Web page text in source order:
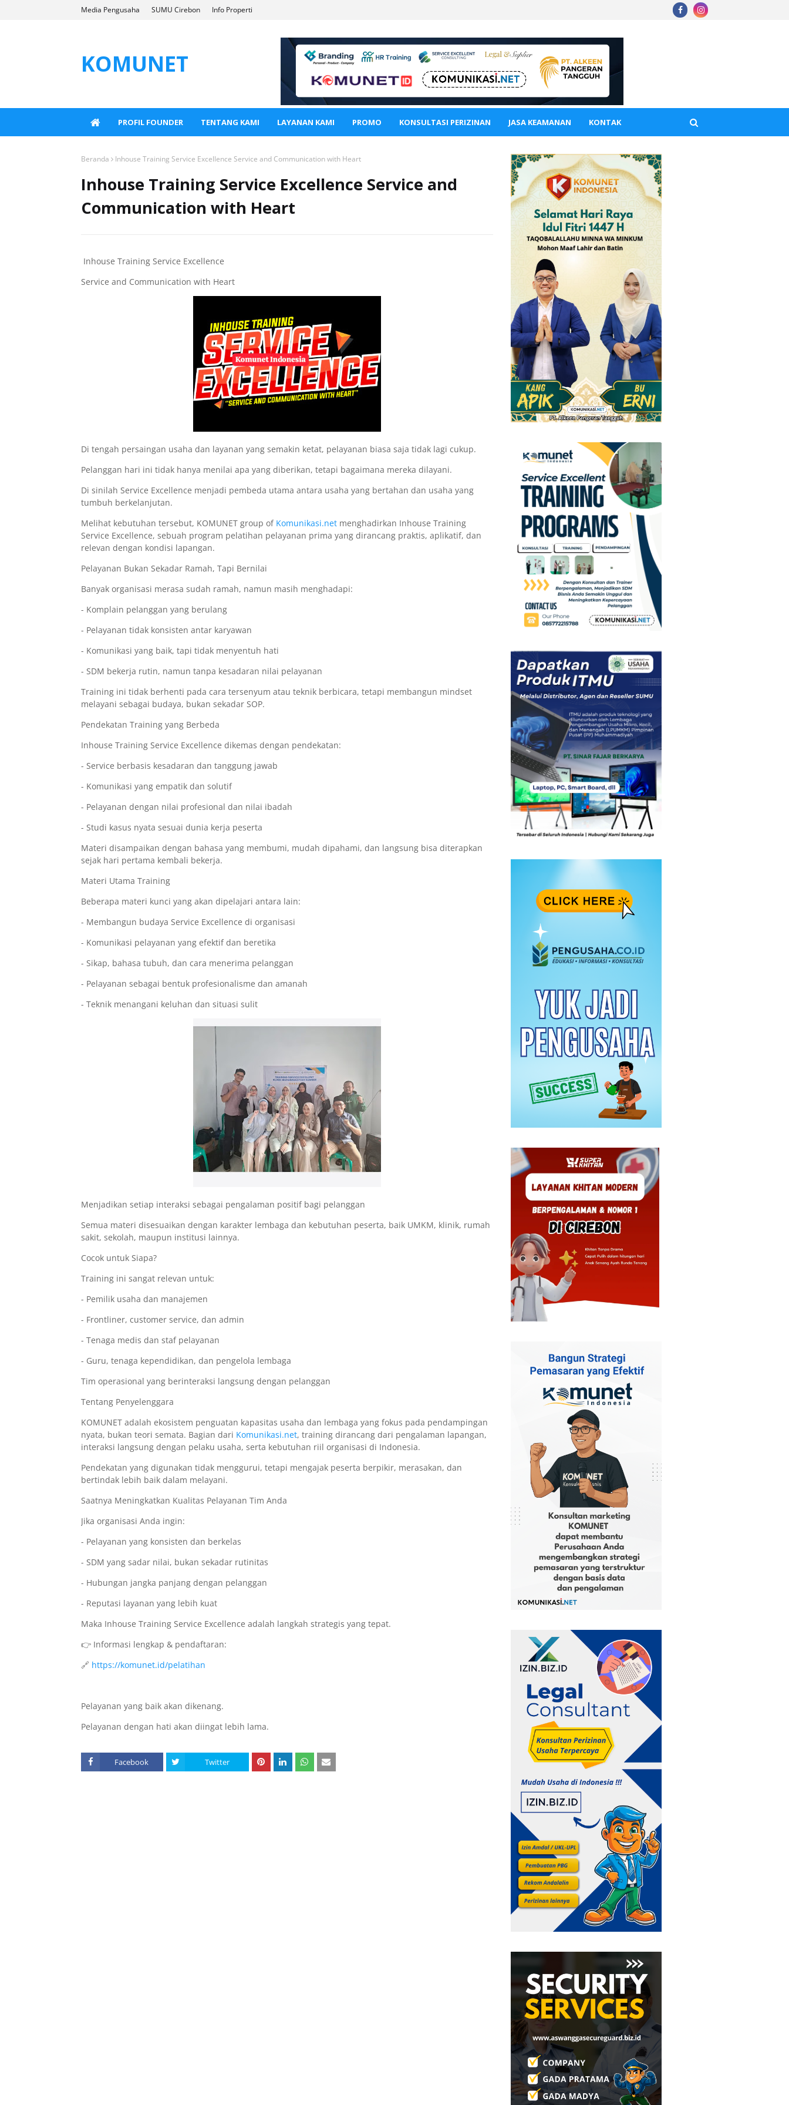
Media Pengusaha SUMU Cirebon Info Properti
KOMUNET
PROFIL FOUNDER TENTANG KAMI LAYANAN KAMI PROMO KONSULTASI PERIZINAN JASA KEAMANAN KONTAK
Beranda Inhouse Training Service Excellence Service and Communication with Heart
Inhouse Training Service Excellence Service and
Communication with Heart
Inhouse Training Service Excellence
Service and Communication with Heart
Di tengah persaingan usaha dan layanan yang semakin ketat, pelayanan biasa saja tidak lagi cukup.
Pelanggan hari ini tidak hanya menilai apa yang diberikan, tetapi bagaimana mereka dilayani.
Di sinilah Service Excellence menjadi pembeda utama antara usaha yang bertahan dan usaha yang
tumbuh berkelanjutan.
Melihat kebutuhan tersebut, KOMUNET group of Komunikasi.net menghadirkan Inhouse Training
Service Excellence, sebuah program pelatihan pelayanan prima yang dirancang praktis, aplikatif, dan
relevan dengan kondisi lapangan.
Pelayanan Bukan Sekadar Ramah, Tapi Bernilai
Banyak organisasi merasa sudah ramah, namun masih menghadapi:
- Komplain pelanggan yang berulang
- Pelayanan tidak konsisten antar karyawan
- Komunikasi yang baik, tapi tidak menyentuh hati
- SDM bekerja rutin, namun tanpa kesadaran nilai pelayanan
Training ini tidak berhenti pada cara tersenyum atau teknik berbicara, tetapi membangun mindset
melayani sebagai budaya, bukan sekadar SOP.
Pendekatan Training yang Berbeda
Inhouse Training Service Excellence dikemas dengan pendekatan:
- Service berbasis kesadaran dan tanggung jawab
- Komunikasi yang empatik dan solutif
- Pelayanan dengan nilai profesional dan nilai ibadah
- Studi kasus nyata sesuai dunia kerja peserta
Materi disampaikan dengan bahasa yang membumi, mudah dipahami, dan langsung bisa diterapkan
sejak hari pertama kembali bekerja.
Materi Utama Training
Beberapa materi kunci yang akan dipelajari antara lain:
- Membangun budaya Service Excellence di organisasi
- Komunikasi pelayanan yang efektif dan beretika
- Sikap, bahasa tubuh, dan cara menerima pelanggan
- Pelayanan sebagai bentuk profesionalisme dan amanah
- Teknik menangani keluhan dan situasi sulit
Menjadikan setiap interaksi sebagai pengalaman positif bagi pelanggan
Semua materi disesuaikan dengan karakter lembaga dan kebutuhan peserta, baik UMKM, klinik, rumah
sakit, sekolah, maupun institusi lainnya.
Cocok untuk Siapa?
Training ini sangat relevan untuk:
- Pemilik usaha dan manajemen
- Frontliner, customer service, dan admin
- Tenaga medis dan staf pelayanan
- Guru, tenaga kependidikan, dan pengelola lembaga
Tim operasional yang berinteraksi langsung dengan pelanggan
Tentang Penyelenggara
KOMUNET adalah ekosistem penguatan kapasitas usaha dan lembaga yang fokus pada pendampingan
nyata, bukan teori semata. Bagian dari Komunikasi.net, training dirancang dari pengalaman lapangan,
interaksi langsung dengan pelaku usaha, serta kebutuhan riil organisasi di Indonesia.
Pendekatan yang digunakan tidak menggurui, tetapi mengajak peserta berpikir, merasakan, dan
bertindak lebih baik dalam melayani.
Saatnya Meningkatkan Kualitas Pelayanan Tim Anda
Jika organisasi Anda ingin:
- Pelayanan yang konsisten dan berkelas
- SDM yang sadar nilai, bukan sekadar rutinitas
- Hubungan jangka panjang dengan pelanggan
- Reputasi layanan yang lebih kuat
Maka Inhouse Training Service Excellence adalah langkah strategis yang tepat.
👉 Informasi lengkap & pendaftaran:
🔗 https://komunet.id/pelatihan
Pelayanan yang baik akan dikenang.
Pelayanan dengan hati akan diingat lebih lama.
Facebook Twitter